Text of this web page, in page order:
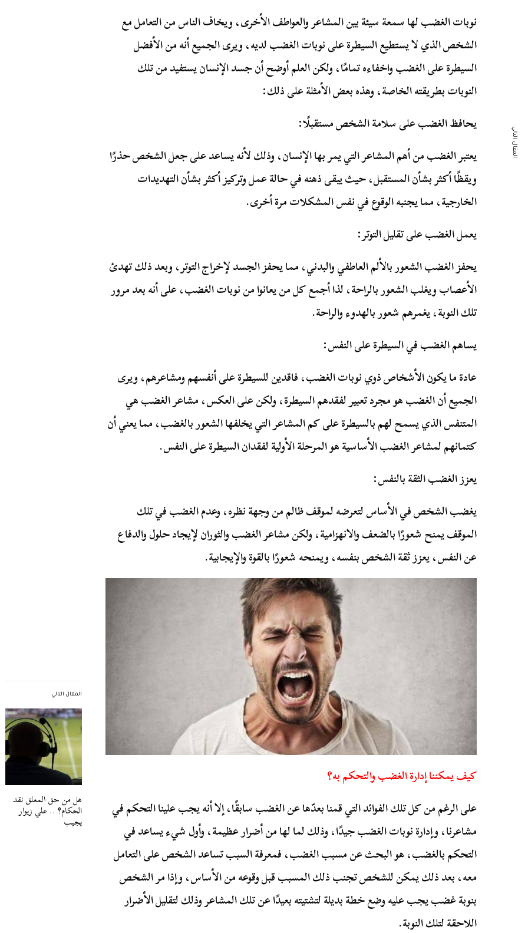
المقال التالي
هل من حق المعلق نقد
الحكام؟ .. علي زيوار
يجيب
نوبات الغضب لها سمعة سيئة بين المشاعر والعواطف الأخرى، ويخاف الناس من التعامل مع
الشخص الذي لا يستطيع السيطرة على نوبات الغضب لديه، ويرى الجميع أنه من الأفضل
السيطرة على الغضب واخفاءه تمامًا، ولكن العلم أوضح أن جسد الإنسان يستفيد من تلك
النوبات بطريقته الخاصة، وهذه بعض الأمثلة على ذلك:
يحافظ الغضب على سلامة الشخص مستقبلًا:
يعتبر الغضب من أهم المشاعر التي يمر بها الإنسان، وذلك لأنه يساعد على جعل الشخص حذرًا
ويقظًا أكثر بشأن المستقبل، حيث يبقى ذهنه في حالة عمل وتركيز أكثر بشأن التهديدات
الخارجية، مما يجنبه الوقوع في نفس المشكلات مرة أخرى.
يعمل الغضب على تقليل التوتر:
يحفز الغضب الشعور بالألم العاطفي والبدني، مما يحفز الجسد لإخراج التوتر، وبعد ذلك تهدئ
الأعصاب ويغلب الشعور بالراحة، لذا أجمع كل من يعانوا من نوبات الغضب، على أنه بعد مرور
تلك النوبة، يغمرهم شعور بالهدوء والراحة.
يساهم الغضب في السيطرة على النفس:
عادة ما يكون الأشخاص ذوي نوبات الغضب، فاقدين للسيطرة على أنفسهم ومشاعرهم، ويرى
الجميع أن الغضب هو مجرد تعبير لفقدهم السيطرة، ولكن على العكس، مشاعر الغضب هي
المتنفس الذي يسمح لهم بالسيطرة على كم المشاعر التي يخلفها الشعور بالغضب، مما يعني أن
كتمانهم لمشاعر الغضب الأساسية هو المرحلة الأولية لفقدان السيطرة على النفس.
يعزز الغضب الثقة بالنفس:
يغضب الشخص في الأساس لتعرضه لموقف ظالم من وجهة نظره، وعدم الغضب في تلك
الموقف يمنح شعورًا بالضعف والانهزامية، ولكن مشاعر الغضب والثوران لإيجاد حلول والدفاع
عن النفس، يعزز ثقة الشخص بنفسه، ويمنحه شعورًا بالقوة والإيجابية.
كيف يمكننا إدارة الغضب والتحكم به؟
على الرغم من كل تلك الفوائد التي قمنا بعدّها عن الغضب سابقًا، إلا أنه يجب علينا التحكم في
مشاعرنا، وإدارة نوبات الغضب جيدًا، وذلك لما لها من أضرار عظيمة، وأول شيء يساعد في
التحكم بالغضب، هو البحث عن مسبب الغضب، فمعرفة السبب تساعد الشخص على التعامل
معه، بعد ذلك يمكن للشخص تجنب ذلك المسبب قبل وقوعه من الأساس، وإذا مر الشخص
بنوبة غضب يجب عليه وضع خطة بديلة لتشتيته بعيدًا عن تلك المشاعر وذلك لتقليل الأضرار
اللاحقة لتلك النوبة.
المقال التالي